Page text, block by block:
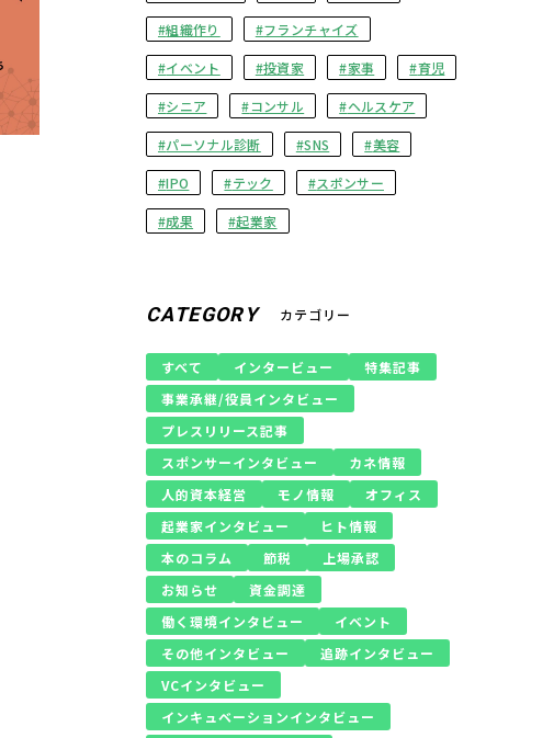
組織作り フランチャイズ
イベント 投資家 家事 育児
シニア コンサル ヘルスケア
パーソナル診断 SNS 美容
IPO テック スポンサー
成果 起業家
CATEGORY カテゴリー
すべて インタービュー
特集記事
事業承継/役員インタビュー
プレスリリース記事
スポンサーインタビュー
カネ情報
人的資本経営
モノ情報
オフィス
起業家インタビュー
ヒト情報
本のコラム
節税
上場承認
お知らせ
資金調達
働く環境インタビュー
イベント
その他インタビュー
追跡インタビュー
VCインタビュー
インキュベーションインタビュー